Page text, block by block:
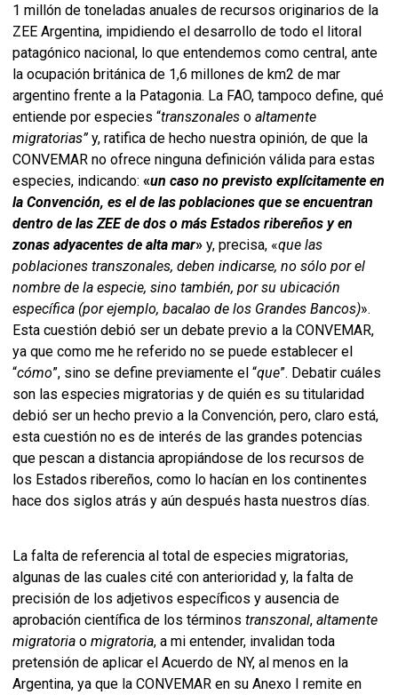
1 millón de toneladas anuales de recursos originarios de la
ZEE Argentina, impidiendo el desarrollo de todo el litoral
patagónico nacional, lo que entendemos como central, ante
la ocupación británica de 1,6 millones de km2 de mar
argentino frente a la Patagonia. La FAO, tampoco define, qué
entiende por especies “transzonales o altamente
migratorias”y, ratifica de hecho nuestra opinión, de que la
CONVEMAR no ofrece ninguna definición válida para estas
especies, indicando: «un caso no previsto explícitamente en
la Convención, es el de las poblaciones que se encuentran
dentro de las ZEE de dos o más Estados ribereños y en
zonas adyacentes de alta mar» y, precisa, «que las
poblaciones transzonales, deben indicarse, no sólo por el
nombre de la especie, sino también, por su ubicación
específica (por ejemplo, bacalao de los Grandes Bancos)».
Esta cuestión debió ser un debate previo a la CONVEMAR,
ya que como me he referido no se puede establecer el
“cómo”, sino se define previamente el “que”. Debatir cuáles
son las especies migratorias y de quién es su titularidad
debió ser un hecho previo a la Convención, pero, claro está,
esta cuestión no es de interés de las grandes potencias
que pescan a distancia apropiándose de los recursos de
los Estados ribereños, como lo hacían en los continentes
hace dos siglos atrás y aún después hasta nuestros días.
La falta de referencia al total de especies migratorias,
algunas de las cuales cité con anterioridad y, la falta de
precisión de los adjetivos específicos y ausencia de
aprobación científica de los términos transzonal, altamente
migratoria o migratoria, a mi entender, invalidan toda
pretensión de aplicar el Acuerdo de NY, al menos en la
Argentina, ya que la CONVEMAR en su Anexo I remite en